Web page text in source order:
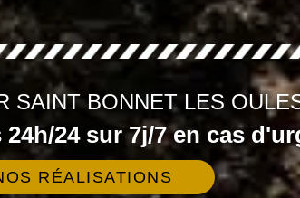
SAINT BONNET LES
24 sur 7j/7 en cas
RÉALISATIONS